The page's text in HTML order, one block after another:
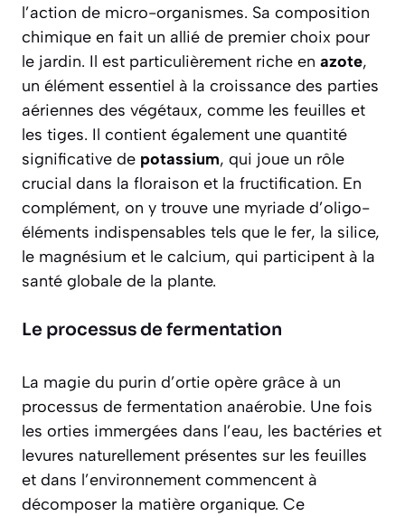
l’action de micro-organismes. Sa composition
chimique en fait un allié de premier choix pour
le jardin. Il est particulièrement riche en azote,
un élément essentiel à la croissance des parties
aériennes des végétaux, comme les feuilles et
les tiges. Il contient également une quantité
significative de potassium, qui joue un rôle
crucial dans la floraison et la fructification. En
complément, on y trouve une myriade d’oligo-
éléments indispensables tels que le fer, la silice,
le magnésium et le calcium, qui participent à la
santé globale de la plante.
Le processus de fermentation
La magie du purin d’ortie opère grâce à un
processus de fermentation anaérobie. Une fois
les orties immergées dans l’eau, les bactéries et
levures naturellement présentes sur les feuilles
et dans l’environnement commencent à
décomposer la matière organique. Ce